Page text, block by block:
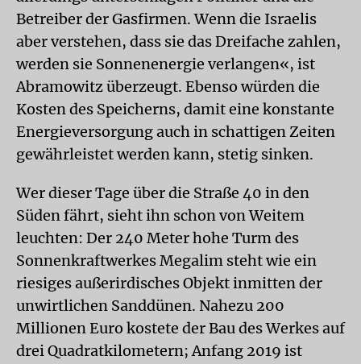
Betreiber der Gasfirmen. Wenn die Israelis
aber verstehen, dass sie das Dreifache zahlen,
werden sie Sonnenenergie verlangen«, ist
Abramowitz überzeugt. Ebenso würden die
Kosten des Speicherns, damit eine konstante
Energieversorgung auch in schattigen Zeiten
gewährleistet werden kann, stetig sinken.
Wer dieser Tage über die Straße 40 in den
Süden fährt, sieht ihn schon von Weitem
leuchten: Der 240 Meter hohe Turm des
Sonnenkraftwerkes Megalim steht wie ein
riesiges außerirdisches Objekt inmitten der
unwirtlichen Sanddünen. Nahezu 200
Millionen Euro kostete der Bau des Werkes auf
drei Quadratkilometern; Anfang 2019 ist